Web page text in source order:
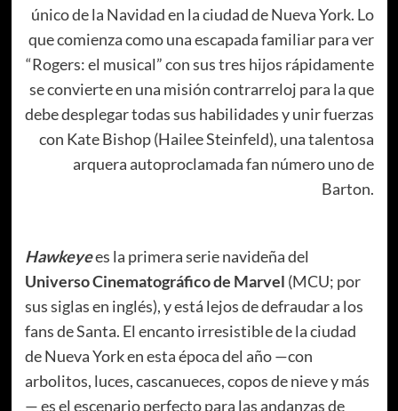
único de la Navidad en la ciudad de Nueva York. Lo
que comienza como una escapada familiar para ver
“Rogers: el musical” con sus tres hijos rápidamente
se convierte en una misión contrarreloj para la que
debe desplegar todas sus habilidades y unir fuerzas
con Kate Bishop (Hailee Steinfeld), una talentosa
arquera autoproclamada fan número uno de
Barton.
Hawkeyees la primera serie navideña del
Universo Cinematográfico de Marvel (MCU; por
sus siglas en inglés), y está lejos de defraudar a los
fans de Santa. El encanto irresistible de la ciudad
de Nueva York en esta época del año—con
arbolitos, luces, cascanueces, copos de nieve y más
—es el escenario perfecto para las andanzas de